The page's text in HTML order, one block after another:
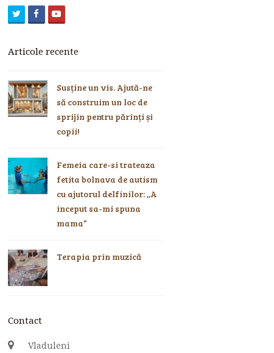
TwitterFacebookYoutube
Articole recente
Susține un vis. Ajută-ne
să construim un loc de
sprijin pentru părinți și
copii!
Femeia care-si trateaza
fetita bolnava de autism
cu ajutorul delfinilor: ,,A
inceput sa-mi spuna
mama”
Terapia prin muzică
Contact
Vladuleni